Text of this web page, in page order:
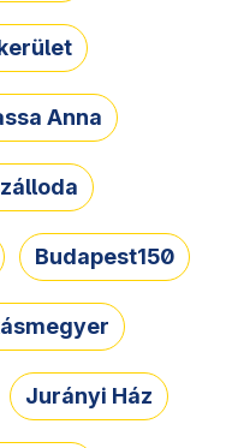
Anna
Budapest150
Jurányi Ház